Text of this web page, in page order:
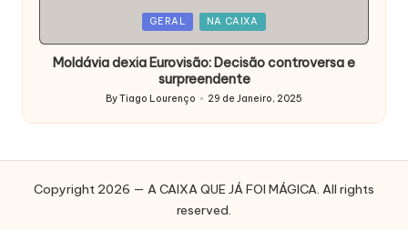
GERAL NA CAIXA
Moldávia dexia Eurovisão: Decisão controversa e
surpreendente
Posted
by
ByTiago Lourenço 29 de Janeiro, 2025
Copyright 2026 — A CAIXA QUE JÁ FOI MÁGICA. All rights
reserved.